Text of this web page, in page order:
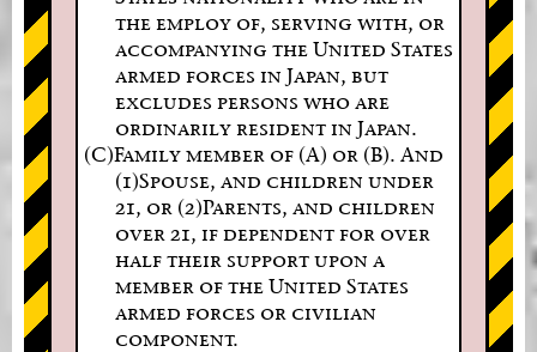
the employ of, serving with, or
accompanying the United States
armed forces in Japan, but
excludes persons who are
ordinarily resident in Japan.
(C)Family member of (A) or (B). And
(1)Spouse, and children under
21, or (2)Parents, and children
over 21, if dependent for over
half their support upon a
member of the United States
armed forces or civilian
component.